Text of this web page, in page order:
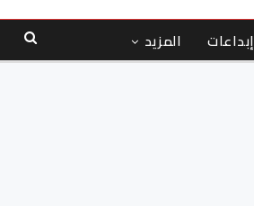
إبداعات المزيد